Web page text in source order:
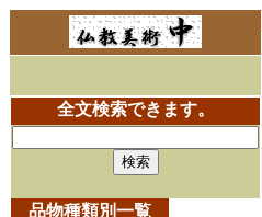
全文検索できます。
品物種類別一覧